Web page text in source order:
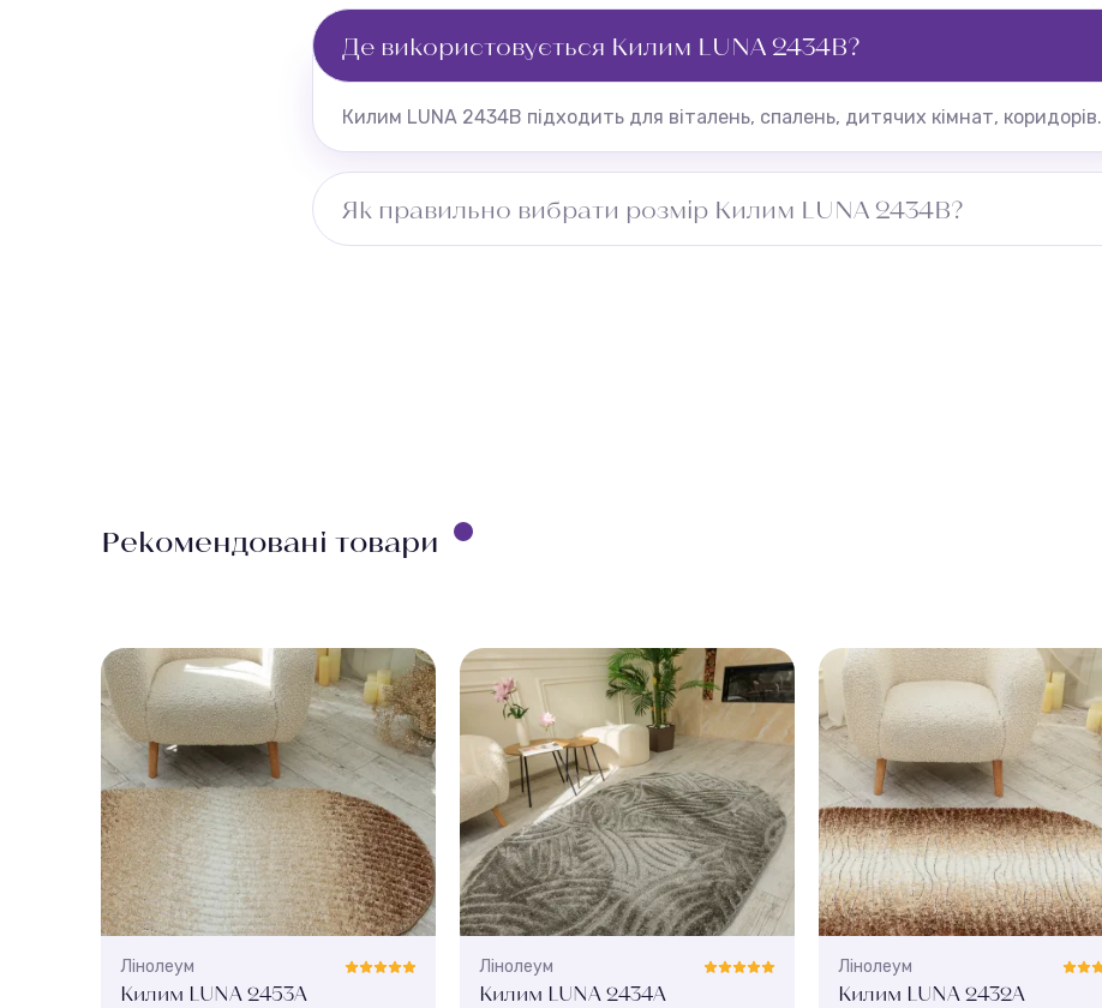
Де використовується Килим LUNA 2434B?
Килим LUNA 2434B підходить для віталень, спалень, дитячих кімнат, коридорів.
Як правильно вибрати розмір Килим LUNA 2434B?
Рекомендовані товари
Лінолеум
Килим LUNA 2453A
Лінолеум
Килим LUNA 2434A
Лінолеум
Килим LUNA 2432A